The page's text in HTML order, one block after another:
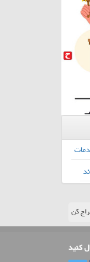
کن
کنید